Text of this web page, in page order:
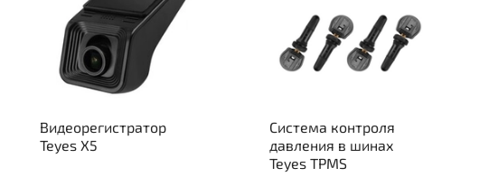
Видеорегистратор
Teyes X5
Система контроля
давления в шинах
Teyes TPMS